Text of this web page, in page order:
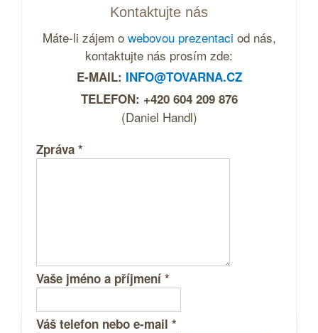
Kontaktujte nás
Máte-li zájem o webovou prezentaci od nás,
kontaktujte nás prosím zde:
E-MAIL: INFO@TOVARNA.CZ
TELEFON: +420 604 209 876
(Daniel Handl)
Zpráva *
Vaše jméno a příjmení *
Váš telefon nebo e-mail *